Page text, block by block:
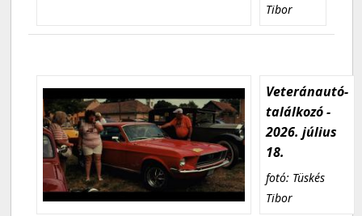
Tibor
Veteránautó-
találkozó -
2026. július
18.
fotó: Tüskés
Tibor